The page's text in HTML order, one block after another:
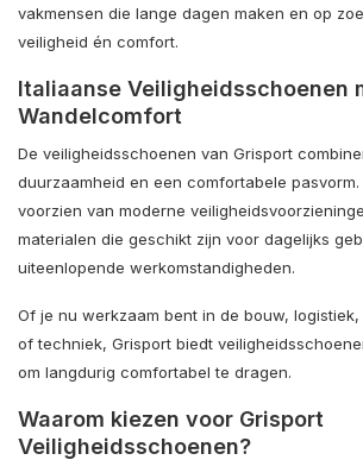
vakmensen die lange dagen maken en op
veiligheid én comfort.
Italiaanse Veiligheidsschoenen
Wandelcomfort
De veiligheidsschoenen van Grisport
duurzaamheid en een comfortabele pasvorm.
voorzien van moderne
materialen die geschikt zijn voor dagelijks
uiteenlopende werkomstandigheden.
Of je nu werkzaam bent in de bouw,
of techniek, Grisport biedt
om langdurig comfortabel te dragen.
Waarom kiezen voor Grisport
Veiligheidsschoenen?